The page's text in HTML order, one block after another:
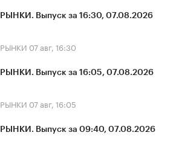
РЫНКИ. Выпуск за 16:30, 07.08.2026
РЫНКИ 07 авг, 16:30
РЫНКИ. Выпуск за 16:05, 07.08.2026
РЫНКИ 07 авг, 16:05
РЫНКИ. Выпуск за 09:40, 07.08.2026